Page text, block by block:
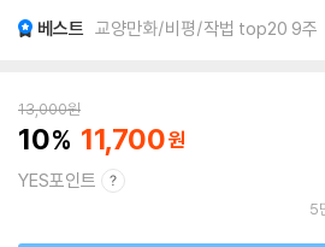
베스트 교양만화/비평/작법 top20 9주
13,000원
10 11,700
YES포인트
5